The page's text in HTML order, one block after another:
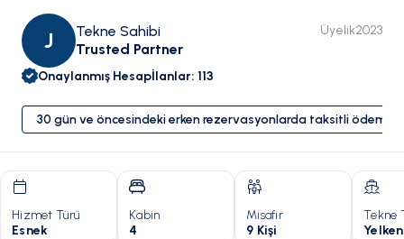
J
Tekne Sahibi
Trusted Partner
Üyelik2023
Onaylanmış Hesapİlanlar: 113
30 gün ve öncesindeki erken rezervasyonlarda taksitli ödeme
Hizmet Türü
Esnek
Kabin
4
Misafir
9 Kişi
Tekne